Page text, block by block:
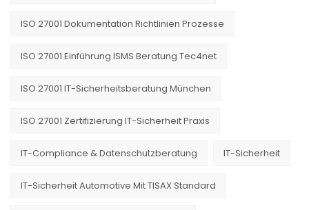
ISO 27001 Dokumentation Richtlinien Prozesse
ISO 27001 Einführung ISMS Beratung Tec4net
ISO 27001 IT-Sicherheitsberatung München
ISO 27001 Zertifizierung IT-Sicherheit Praxis
IT-Compliance & Datenschutzberatung IT-Sicherheit
IT-Sicherheit Automotive Mit TISAX Standard